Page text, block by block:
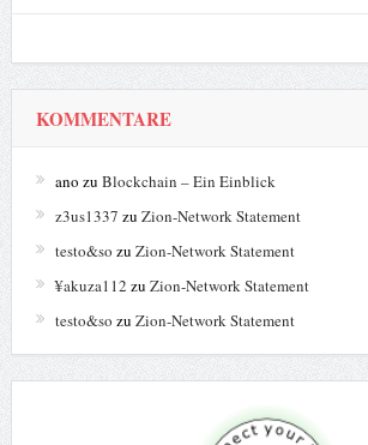
KOMMENTARE
ano zu Blockchain – Ein Einblick
z3us1337 zu Zion-Network Statement
testo&so zu Zion-Network Statement
¥akuza112 zu Zion-Network Statement
testo&so zu Zion-Network Statement